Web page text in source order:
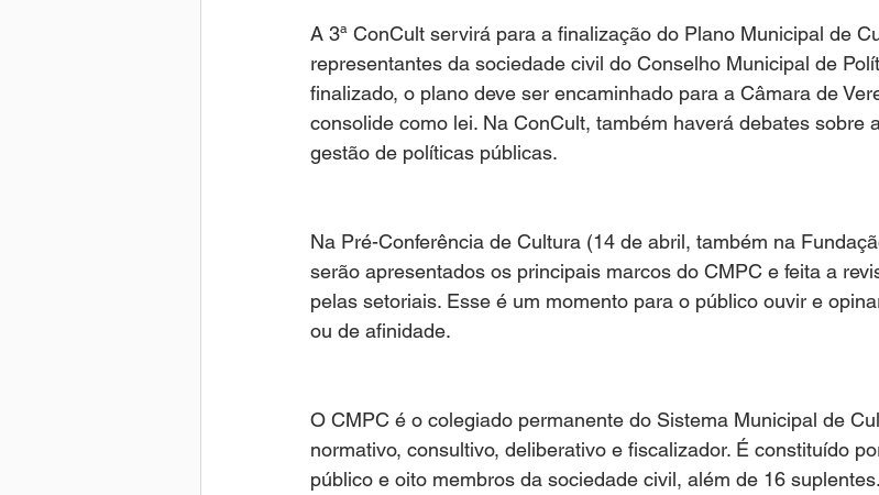
A 3ª ConCult servirá para a finalização do Plano Municipal de
representantes da sociedade civil do Conselho Municipal de
finalizado, o plano deve ser encaminhado para a Câmara de
consolide como lei. Na ConCult, também haverá debates sobre
gestão de políticas públicas.
Na Pré-Conferência de Cultura (14 de abril, também na
serão apresentados os principais marcos do CMPC e feita a
pelas setoriais. Esse é um momento para o público ouvir e
ou de afinidade.
O CMPC é o colegiado permanente do Sistema Municipal de
normativo, consultivo, deliberativo e fiscalizador. É constituído
público e oito membros da sociedade civil, além de 16